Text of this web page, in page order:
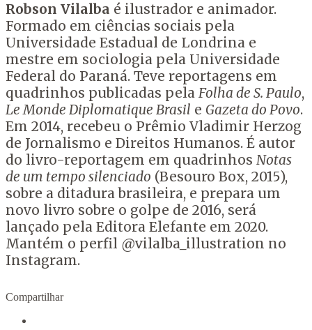
Robson Vilalba é ilustrador e animador.
Formado em ciências sociais pela
Universidade Estadual de Londrina e
mestre em sociologia pela Universidade
Federal do Paraná. Teve reportagens em
quadrinhos publicadas pela Folha de S. Paulo,
Le Monde Diplomatique Brasil e Gazeta do Povo.
Em 2014, recebeu o Prêmio Vladimir Herzog
de Jornalismo e Direitos Humanos. É autor
do livro-reportagem em quadrinhos Notas
de um tempo silenciado (Besouro Box, 2015),
sobre a ditadura brasileira, e prepara um
novo livro sobre o golpe de 2016, será
lançado pela Editora Elefante em 2020.
Mantém o perfil @vilalba_illustration no
Instagram.
Compartilhar